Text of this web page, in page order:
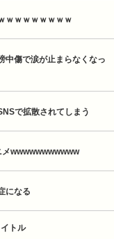
ｗｗｗｗｗｗｗｗ
中傷で涙が止まらなくなっ
で拡散されてしまう
メwwwwwwwwwww
になる
トル